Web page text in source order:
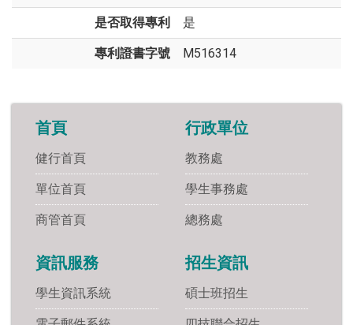
是否取得專利 是
專利證書字號 M516314
首頁
健行首頁
單位首頁
商管首頁
行政單位
教務處
學生事務處
總務處
資訊服務
學生資訊系統
招生資訊
碩士班招生